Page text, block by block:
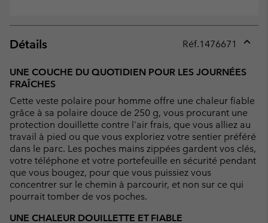
Détails Réf.1476671
or
UNE COUCHE DU QUOTIDIEN POUR LES JOURNÉES
FRAÎCHES
Cette veste polaire pour homme offre une chaleur fiable
grâce à sa polaire douce de 250 g, vous procurant une
protection douillette contre l'air frais, que vous alliez au
travail à pied ou que vous exploriez votre sentier préféré
dans le parc. Les poches mains zippées gardent vos clés,
votre téléphone et votre portefeuille en sécurité pendant
que vous bougez, pour que vous puissiez vous
concentrer sur le chemin à parcourir, et non sur ce qui
pourrait tomber de vos poches.
UNE CHALEUR DOUILLETTE ET FIABLE